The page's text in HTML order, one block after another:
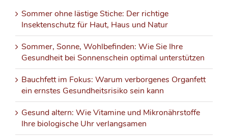
Sommer ohne lästige Stiche: Der richtige
Insektenschutz für Haut, Haus und Natur
Sommer, Sonne, Wohlbefinden: Wie Sie Ihre
Gesundheit bei Sonnenschein optimal unterstützen
Bauchfett im Fokus: Warum verborgenes Organfett
ein ernstes Gesundheitsrisiko sein kann
Gesund altern: Wie Vitamine und Mikronährstoffe
Ihre biologische Uhr verlangsamen